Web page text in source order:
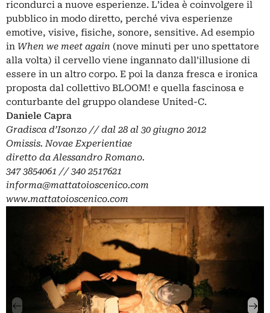
ricondurci a nuove esperienze. L’idea è coinvolgere il
pubblico in modo diretto, perché viva esperienze
emotive, visive, fisiche, sonore, sensitive. Ad esempio
in When we meet again (nove minuti per uno spettatore
alla volta) il cervello viene ingannato dall’illusione di
essere in un altro corpo. E poi la danza fresca e ironica
proposta dal collettivo BLOOM! e quella fascinosa e
conturbante del gruppo olandese United-C.
Daniele Capra
Gradisca d’Isonzo // dal 28 al 30 giugno 2012
Omissis. Novae Experientiae
diretto da Alessandro Romano.
347 3854061 // 340 2517621
informa@mattatoioscenico.com
www.mattatoioscenico.com